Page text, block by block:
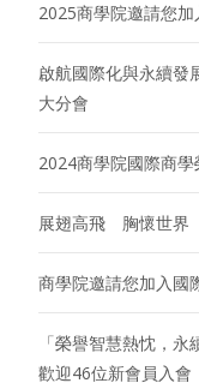
2025商學院邀請您
啟航國際化與永續發
大分會
2024商學院國際商
展翅高飛 胸懷世界
商學院邀請您加入國
「榮譽智慧熱忱，
歡迎46位新會員入會